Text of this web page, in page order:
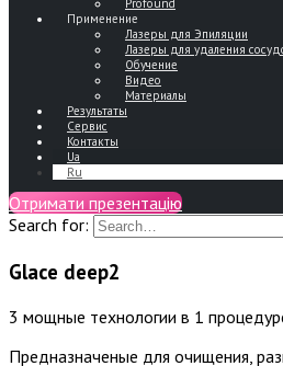
Profound
Применение
Лазеры для Эпиляции
Лазеры для удаления
Обучение
Видео
Материалы
Результаты
Сервис
Контакты
Ua
Ru
Отримати презентацію
Search for:
Glace deep2
3 мощные технологии в 1
Предназначеные для очищения,